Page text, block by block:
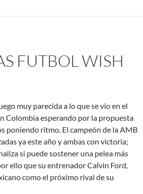
FUTBOL WISH
muy parecida a lo que se vio en el
Colombia esperando por la propuesta
poniendo ritmo. El campeón de la AMB
ya este año y ambas con victoria;
si puede sostener una pelea más
ello que su entrenador Calvin Ford,
como el próximo rival de su